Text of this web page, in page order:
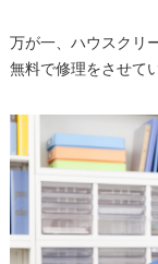
万が一、ハウスクリ
無料で修理をさせて